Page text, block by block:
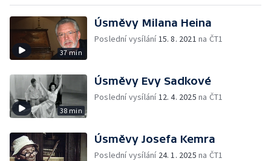
37 min
Úsměvy Milana Heina
Poslední vysílání15. 8. 2021 na ČT1
38 min
Úsměvy Evy Sadkové
Poslední vysílání12. 4. 2025 na ČT1
Úsměvy Josefa Kemra
Poslední vysílání 24. 1. 2025 na ČT1